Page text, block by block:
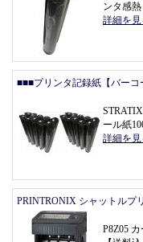
ンタ感
詳細を
■■■プリンタ記録紙【バー
ール紙
詳細を
PRINTRONIX シャットルプ
P8Z05